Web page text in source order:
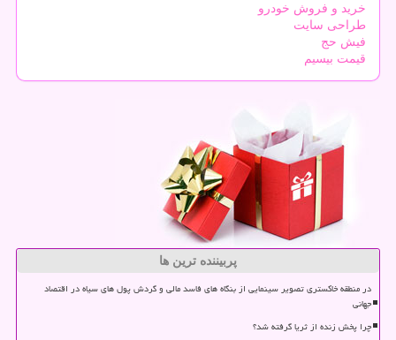
خرید و فروش خودرو
طراحی سایت
فیش حج
قیمت بیسیم
پربیننده ترین ها
در منطقه خاکستری تصویر سینمایی از بنگاه های فاسد مالی و گردش پول های سیاه در اقتصاد
جهانی
چرا پخش زنده از ثریا گرفته شد؟